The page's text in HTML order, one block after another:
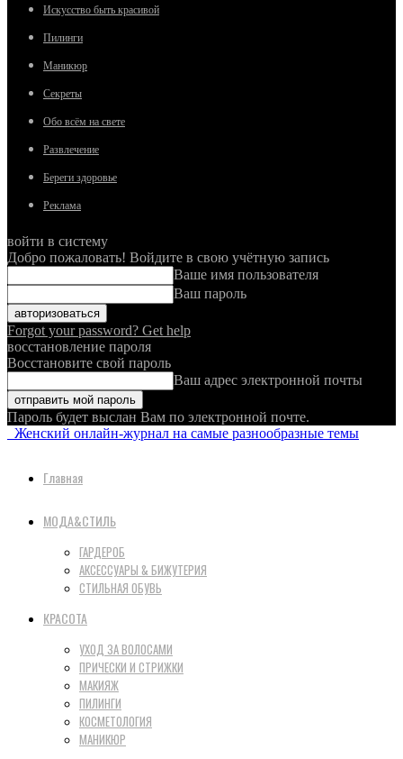
Искусство быть красивой
Пилинги
Маникюр
Секреты
Обо всём на свете
Развлечение
Береги здоровье
Реклама
войти в систему
Добро пожаловать! Войдите в свою учётную запись
Ваше имя пользователя
Ваш пароль
Forgot your password? Get help
восстановление пароля
Восстановите свой пароль
Ваш адрес электронной почты
Пароль будет выслан Вам по электронной почте.
Женский онлайн-журнал на самые разнообразные темы
Главная
МОДА&СТИЛЬ
ГАРДЕРОБ
АКСЕССУАРЫ & БИЖУТЕРИЯ
СТИЛЬНАЯ ОБУВЬ
КРАСОТА
УХОД ЗА ВОЛОСАМИ
ПРИЧЕСКИ И СТРИЖКИ
МАКИЯЖ
ПИЛИНГИ
КОСМЕТОЛОГИЯ
МАНИКЮР